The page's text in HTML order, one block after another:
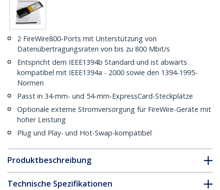
2 FireWire800-Ports mit Unterstützung von
Datenübertragungsraten von bis zu 800 Mbit/s
Entspricht dem IEEE1394b Standard und ist abwärts
kompatibel mit IEEE1394a - 2000 sowie den 1394-1995-
Normen
Passt in 34-mm- und 54-mm-ExpressCard-Steckplätze
Optionale externe Stromversorgung für FireWire-Geräte mit
hoher Leistung
Plug und Play- und Hot-Swap-kompatibel
Produktbeschreibung
Technische Spezifikationen